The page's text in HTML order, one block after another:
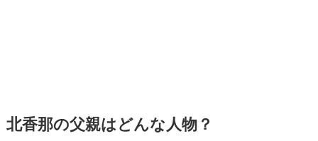
北香那の父親はどんな人物？